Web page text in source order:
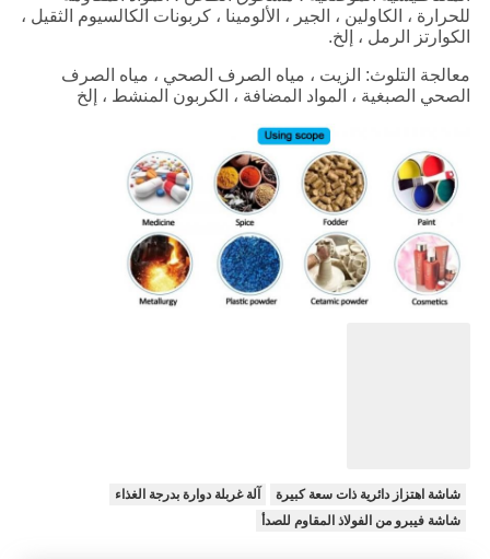
للحرارة ، الكاولين ، الجير ، الألومينا ، كربونات الكالسيوم الثقيل ،
الكوارتز الرمل ، إلخ.
معالجة التلوث: الزيت ، مياه الصرف الصحي ، مياه الصرف
الصحي الصبغية ، المواد المضافة ، الكربون المنشط ، إلخ
شاشة اهتزاز دائرية ذات سعة كبيرة
آلة غربلة دوارة بدرجة الغذاء
شاشة فيبرو من الفولاذ المقاوم للصدأ